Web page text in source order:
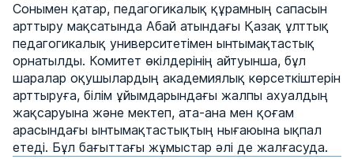
Сонымен қатар, педагогикалық құрамның сапасын
арттыру мақсатында Абай атындағы Қазақ ұлттық
педагогикалық университетімен ынтымақтастық
орнатылды. Комитет өкілдерінің айтуынша, бұл
шаралар оқушылардың академиялық көрсеткіштерін
арттыруға, білім ұйымдарындағы жалпы ахуалдың
жақсаруына және мектеп, ата-ана мен қоғам
арасындағы ынтымақтастықтың нығаюына ықпал
етеді. Бұл бағыттағы жұмыстар әлі де жалғасуда.